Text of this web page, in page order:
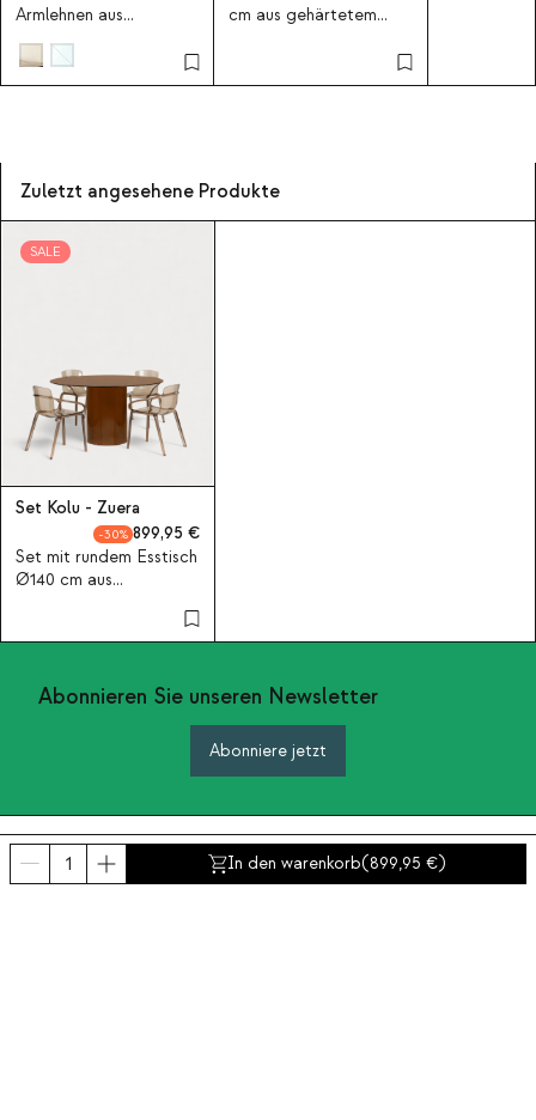
In den warenkorb(899,95 )
Armlehnen aus
Polycarbonat Zuera
cm aus gehärtetem
Zuletzt angesehene Produkte
SALE
Set Kolu - Zuera
30
899,95
Set mit rundem Esstisch
Ø140 cm aus
Polycarbonat Zuera
Abonnieren Sie unseren Newsletter
Abonniere jetzt
Über uns
Kategorien